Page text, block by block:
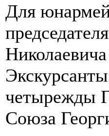
Для
четырежды
Союза